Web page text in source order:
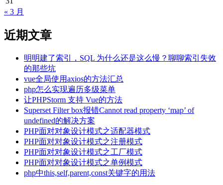
« 3 月
近期文章
明明建了索引，SQL 为什么还是这么慢？聊聊索引失效
的那些坑
vue全局使用axios的方法汇总
php怎么实现遍历多级菜单
让PHPStorm 支持 Vue的方法
Superset Filter box报错Cannot read property ‘map’ of
undefined的解决方案
PHP面对对象设计模式之适配器模式
PHP面对对象设计模式之注册模式
PHP面对对象设计模式之工厂模式
PHP面对对象设计模式之单例模式
php中this,self,parent,const关键字的用法